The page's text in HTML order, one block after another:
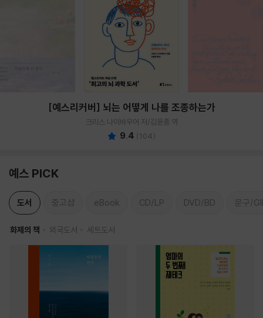
[예스리커버] 뇌는 어떻게 나를 조종하는가
크리스 나이바우어 저/김윤종 역
9.4 (104)
예스 PICK
도서 중고샵 eBook CD/LP DVD/BD 문구/
화제의 책 외국도서 세트도서